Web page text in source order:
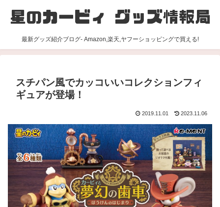
最新グッズ紹介ブログ- Amazon,楽天,ヤフーショッピングで買える!
スチパン風でカッコいいコレクションフィ
ギュアが登場！
2019.11.01 2023.11.06